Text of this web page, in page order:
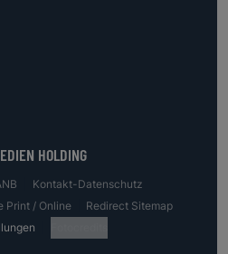
HOLDING
Kontakt-Datenschutz
Print / Online
Redirect Sitemap